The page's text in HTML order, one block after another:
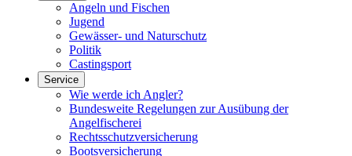
Angeln und Fischen
Jugend
Gewässer- und Naturschutz
Politik
Castingsport
Service
Wie werde ich Angler?
Bundesweite Regelungen zur Ausübung der
Angelfischerei
Rechtsschutzversicherung
Bootsversicherung